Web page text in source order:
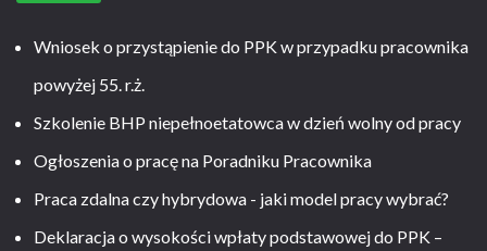
Wniosek o przystąpienie do PPK w przypadku pracownika
powyżej 55. r.ż.
Szkolenie BHP niepełnoetatowca w dzień wolny od pracy
Ogłoszenia o pracę na Poradniku Pracownika
Praca zdalna czy hybrydowa - jaki model pracy wybrać?
Deklaracja o wysokości wpłaty podstawowej do PPK –